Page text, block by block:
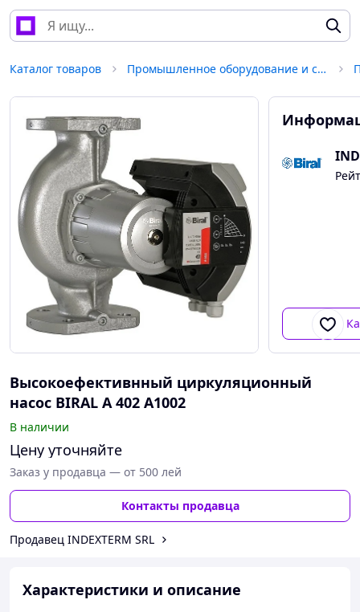
Каталог товаров Промышленное оборудование и станки
Высокоефективнный циркуляционный
насос BIRAL A 402 A1002
В наличии
Цену уточняйте
Заказ у продавца — от 500 лей
Контакты продавца
Продавец INDEXTERM SRL
Характеристики и описание